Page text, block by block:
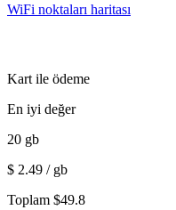
WiFi noktaları haritası
Kart ile ödeme
En iyi değer
20 gb
$ 2.49 / gb
Toplam $49.8